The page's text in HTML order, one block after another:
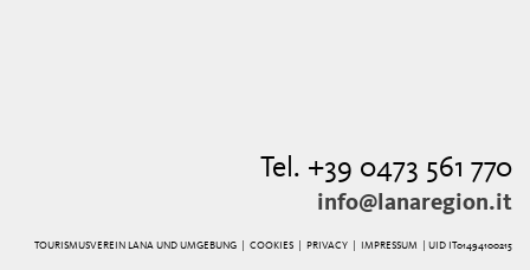
Tel. +39 0473 561 770
info@lanaregion.it
TOURISMUSVEREIN LANA UND UMGEBUNG | COOKIES| PRIVACY| IMPRESSUM | UID IT01494100215